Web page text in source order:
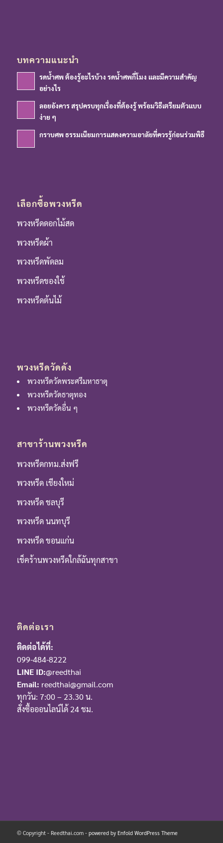
บทความแนะนำ
รดน้ำศพ ต้องรู้อะไรบ้าง รดน้ำศพกี่โมง และมีความสำคัญ
อย่างไร
ลอยอังคาร สรุปครบทุกเรื่องที่ต้องรู้ พร้อมวิธีเตรียมตัวแบบ
ง่าย ๆ
กราบศพ ธรรมเนียมการแสดงความอาลัยที่ควรรู้ก่อนร่วมพิธี
เลือกซื้อพวงหรีด
พวงหรีดดอกไม้สด
พวงหรีดผ้า
พวงหรีดพัดลม
พวงหรีดของใช้
พวงหรีดต้นไม้
พวงหรีดวัดดัง
พวงหรีดวัดพระศรีมหาธาตุ
พวงหรีดวัดธาตุทอง
พวงหรีดวัดอื่น ๆ
สาขาร้านพวงหรีด
พวงหรีดกทม.ส่งฟรี
พวงหรีด เชียงใหม่
พวงหรีด ชลบุรี
พวงหรีด นนทบุรี
พวงหรีด ขอนแก่น
เช็คร้านพวงหรีดใกล้ฉันทุกสาขา
ติดต่อเรา
ติดต่อได้ที่:
099-484-8222
LINE ID:@reedthai
Email: reedthai@gmail.com
ทุกวัน: 7:00 – 23.30 น.
สั่งซื้อออนไลน์ได้ 24 ชม.
© Copyright - Reedthai.com - powered by Enfold WordPress Theme